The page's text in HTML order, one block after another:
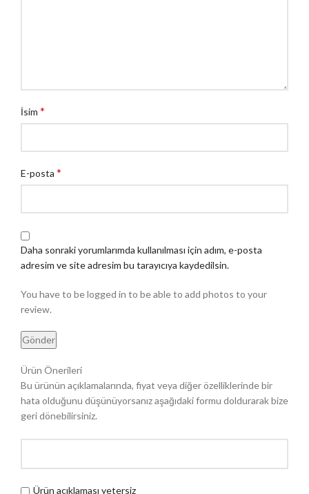
İsim *
E-posta *
Daha sonraki yorumlarımda kullanılması için adım, e-posta
adresim ve site adresim bu tarayıcıya kaydedilsin.
You have to be logged in to be able to add photos to your
review.
Ürün Önerileri
Bu ürünün açıklamalarında, fiyat veya diğer özelliklerinde bir
hata olduğunu düşünüyorsanız aşağıdaki formu doldurarak bize
geri dönebilirsiniz.
Ürün açıklaması yetersiz